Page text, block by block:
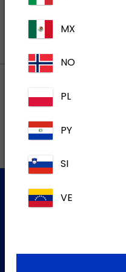
Lokalne adrese
korisnike
MX
NO
PL
PY
SI
VE